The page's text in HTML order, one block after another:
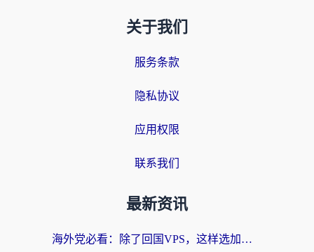
关于我们
服务条款
隐私协议
应用权限
联系我们
最新资讯
海外党必看：除了回国VPS，这样选加速器也能无缝刷国内资源？